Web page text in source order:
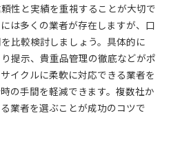
黒区で選ぶコツ
業者を選ぶポイント
した業者選びの方法
実績のチェック方法
遺品整理サービスの特徴
約時に確認すべき事項
性と実績を重視することが大切で
は多くの業者が存在しますが、口
比較検討しましょう。具体的に
提示、貴重品管理の徹底などがポ
イクルに柔軟に対応できる業者を
の手間を軽減できます。複数社か
業者を選ぶことが成功のコツで